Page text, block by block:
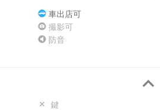
車出店可
撮影可
防音
鍵